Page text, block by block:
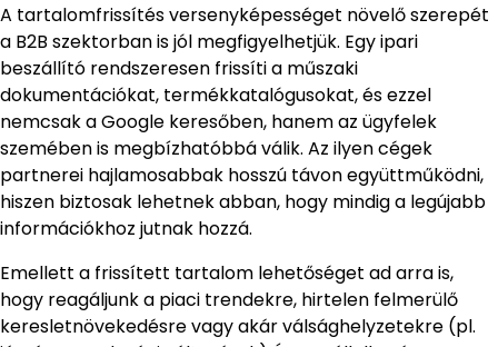
A tartalomfrissítés versenyképességet növelő szerepét
a B2B szektorban is jól megfigyelhetjük. Egy ipari
beszállító rendszeresen frissíti a műszaki
dokumentációkat, termékkatalógusokat, és ezzel
nemcsak a Google keresőben, hanem az ügyfelek
szemében is megbízhatóbbá válik. Az ilyen cégek
partnerei hajlamosabbak hosszú távon együttműködni,
hiszen biztosak lehetnek abban, hogy mindig a legújabb
információkhoz jutnak hozzá.
Emellett a frissített tartalom lehetőséget ad arra is,
hogy reagáljunk a piaci trendekre, hirtelen felmerülő
keresletnövekedésre vagy akár válsághelyzetekre (pl.